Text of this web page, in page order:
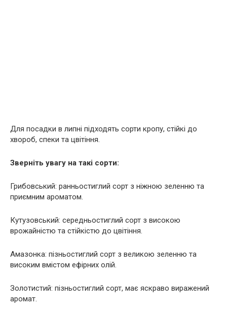
Для посадки в липні підходять сорти кропу, стійкі до
хвороб, спеки та цвітіння.
Зверніть увагу на такі сорти:
Грибовський: ранньостиглий сорт з ніжною зеленню та
приємним ароматом.
Кутузовський: середньостиглий сорт з високою
врожайністю та стійкістю до цвітіння.
Амазонка: пізньостиглий сорт з великою зеленню та
високим вмістом ефірних олій.
Золотистий: пізньостиглий сорт, має яскраво виражений
аромат.